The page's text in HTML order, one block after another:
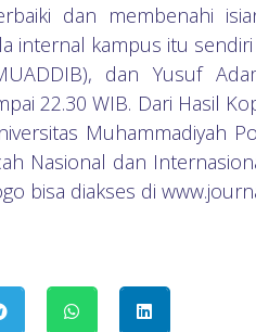
dan membenahi
internal kampus itu
dan Yusuf
22.30 WIB. Dari Hasil
Muhammadiyah
Nasional dan
bisa diakses di